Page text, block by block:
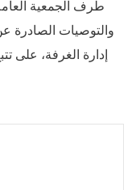
طرف الجمعية
والتوصيات الصادرة
إدارة الغرفة، على